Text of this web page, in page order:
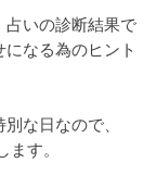
占いの診断結果で
なる為のヒント
な日なので、
す。